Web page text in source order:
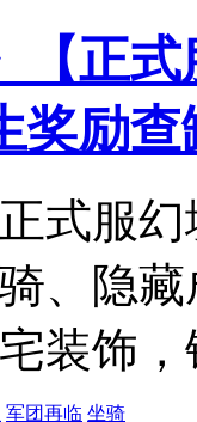
【正
奖励查
正式服
、隐
装饰
军团再临 坐骑